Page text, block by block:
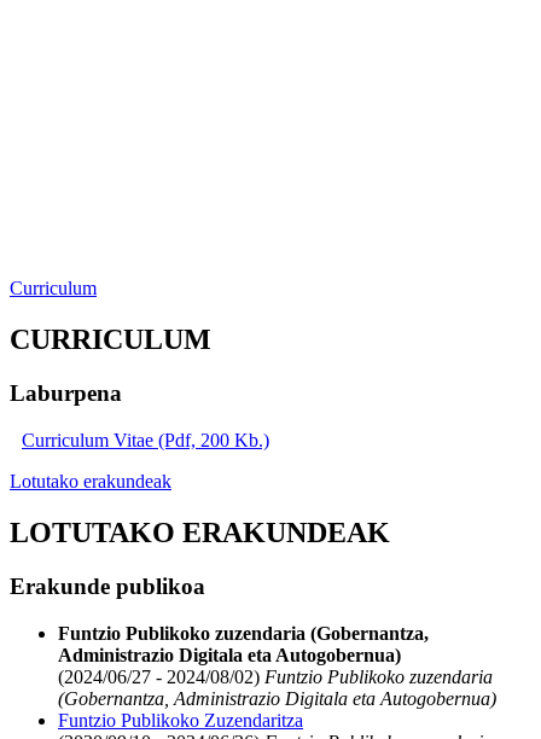
Curriculum
CURRICULUM
Laburpena
Curriculum Vitae (Pdf, 200 Kb.)
Lotutako erakundeak
LOTUTAKO ERAKUNDEAK
Erakunde publikoa
Funtzio Publikoko zuzendaria (Gobernantza,
Administrazio Digitala eta Autogobernua)
(2024/06/27 - 2024/08/02) Funtzio Publikoko zuzendaria
(Gobernantza, Administrazio Digitala eta Autogobernua)
Funtzio Publikoko Zuzendaritza